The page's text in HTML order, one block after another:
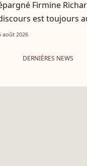
Firmine
est toujours
août 2026
DERNIÈRES NEWS